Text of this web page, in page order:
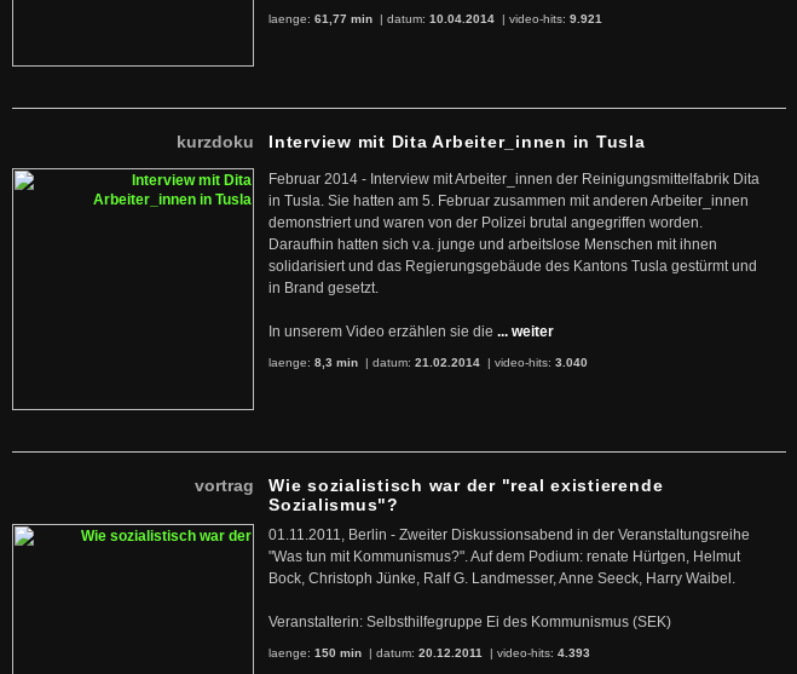
laenge: 61,77 min | datum: 10.04.2014 | video-hits: 9.921
kurzdoku Interview mit Dita Arbeiter_innen in Tusla
Februar 2014 - Interview mit Arbeiter_innen der Reinigungsmittelfabrik Dita
in Tusla. Sie hatten am 5. Februar zusammen mit anderen Arbeiter_innen
demonstriert und waren von der Polizei brutal angegriffen worden.
Daraufhin hatten sich v.a. junge und arbeitslose Menschen mit ihnen
solidarisiert und das Regierungsgebäude des Kantons Tusla gestürmt und
in Brand gesetzt.
In unserem Video erzählen sie die ... weiter
laenge: 8,3 min | datum: 21.02.2014 | video-hits: 3.040
vortrag
Wie sozialistisch war der "real existierende
Sozialismus"?
01.11.2011, Berlin - Zweiter Diskussionsabend in der Veranstaltungsreihe
"Was tun mit Kommunismus?". Auf dem Podium: renate Hürtgen, Helmut
Bock, Christoph Jünke, Ralf G. Landmesser, Anne Seeck, Harry Waibel.
Veranstalterin: Selbsthilfegruppe Ei des Kommunismus (SEK)
laenge: 150 min | datum: 20.12.2011 | video-hits: 4.393